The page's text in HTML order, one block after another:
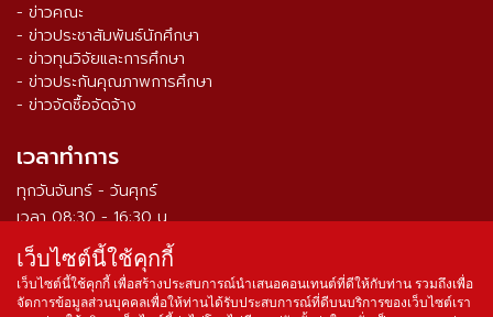
- ข่าวคณะ
- ข่าวประชาสัมพันธ์นักศึกษา
- ข่าวทุนวิจัยและการศึกษา
- ข่าวประกันคุณภาพการศึกษา
- ข่าวจัดซื้อจัดจ้าง
เวลาทำการ
ทุกวันจันทร์ - วันศุกร์
เวลา 08:30 - 16:30 น.
จำนวนผู้เข้าชม ตั้งแต่วันที่ 16 ส.ค. 2564 0 3 3 9 3 6 9
เว็บไซต์นี้ใช้คุกกี้
เว็บไซต์นี้ใช้คุกกี้ เพื่อสร้างประสบการณ์นำเสนอคอนเทนต์ที่ดีให้กับท่าน รวมถึงเพื่อ
จัดการข้อมูลส่วนบุคคลเพื่อให้ท่านได้รับประสบการณ์ที่ดีบนบริการของเว็บไซต์เรา